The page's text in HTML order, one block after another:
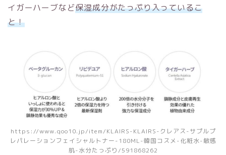
イガーハーブなど保湿成分がたっぷり入っているこ
と！
https://www.qoo10.jp/item/KLAIRS-KLAIRS-クレアス-サプルプ
レパレーションフェイシャルトナー-180ML-韓国コスメ-化粧水-敏感
肌-水分たっぷり/591868262